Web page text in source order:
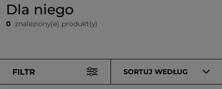
Dla niego
0 znaleziony(e) produkt(y)
FILTR SORTUJ WEDŁUG